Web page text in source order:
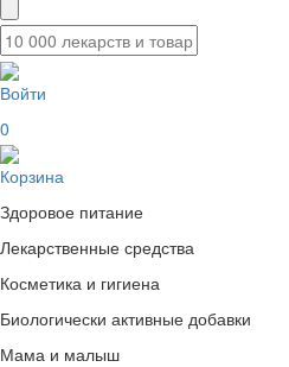
Войти
0
Корзина
Здоровое питание
Лекарственные средства
Косметика и гигиена
Биологически активные добавки
Мама и малыш